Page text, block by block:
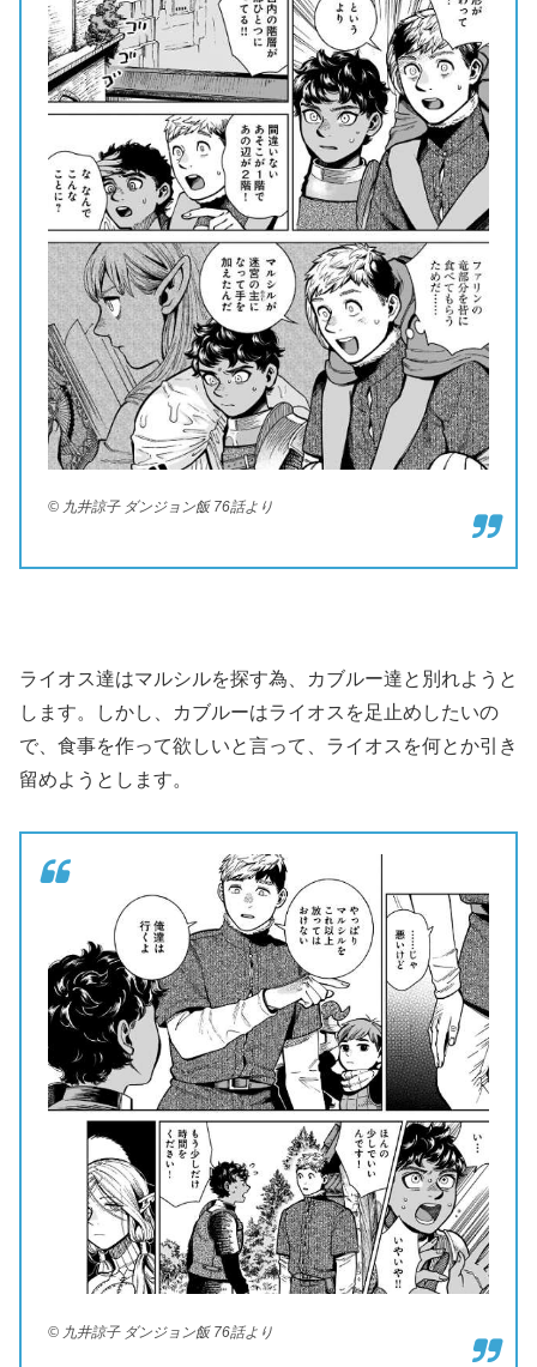
© 九井諒子 ダンジョン飯 76話より
ライオス達はマルシルを探す為、カブルー達と別れようと
します。しかし、カブルーはライオスを足止めしたいの
で、食事を作って欲しいと言って、ライオスを何とか引き
留めようとします。
© 九井諒子 ダンジョン飯 76話より